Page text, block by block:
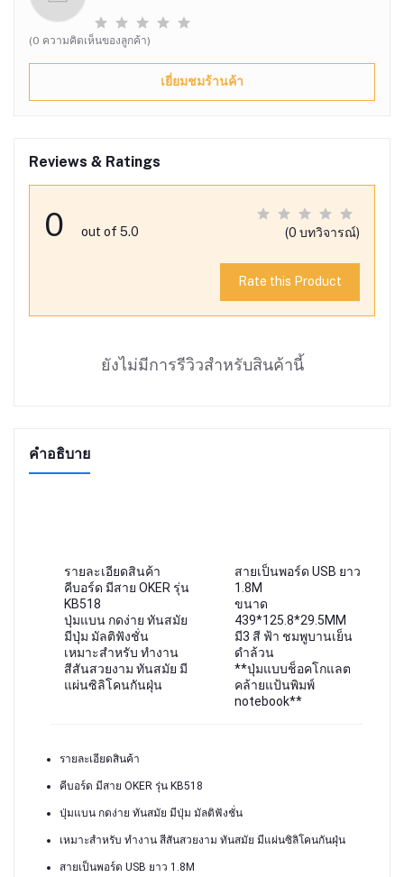
(0 ความคิดเห็นของลูกค้า)
เยี่ยมชมร้านค้า
Reviews & Ratings
0 out of 5.0 (0 บทวิจารณ์)
Rate this Product
ยังไม่มีการรีวิวสำหรับสินค้านี้
คำอธิบาย
รายละเอียดสินค้า
คีบอร์ด มีสาย OKER รุ่น
KB518
ปุ่มแบน กดง่าย ทันสมัย
มีปุ่ม มัลติฟังชั่น
เหมาะสำหรับ ทำงาน
สีสันสวยงาม ทันสมัย มี
แผ่นซิลิโคนกันฝุ่น
สายเป็นพอร์ด USB ยาว
1.8M
ขนาด
439*125.8*29.5MM
มี3 สี ฟ้า ชมพูบานเย็น
ดำล้วน
**ปุ่มแบบช็อคโกแลต
คล้ายแป้นพิมพ์
notebook**
รายละเอียดสินค้า
คีบอร์ด มีสาย OKER รุ่น KB518
ปุ่มแบน กดง่าย ทันสมัย มีปุ่ม มัลติฟังชั่น
เหมาะสำหรับ ทำงาน สีสันสวยงาม ทันสมัย มีแผ่นซิลิโคนกันฝุ่น
สายเป็นพอร์ด USB ยาว 1.8M